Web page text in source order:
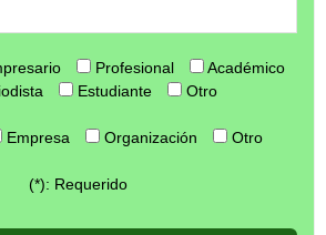
Profesional
Académico
Estudiante Otro
Empresa Organización Otro
(*): Requerido